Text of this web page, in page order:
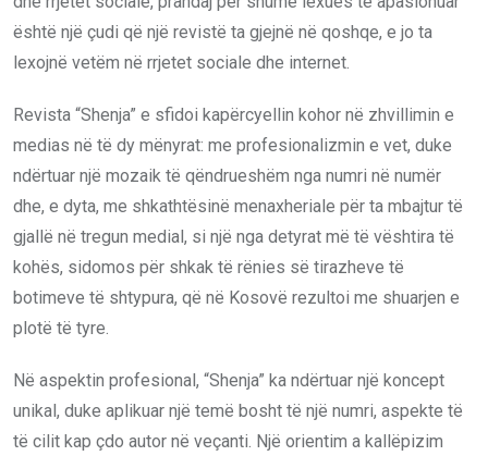
është një çudi që një revistë ta gjejnë në qoshqe, e jo ta
lexojnë vetëm në rrjetet sociale dhe internet.
Revista “Shenja” e sfidoi kapërcyellin kohor në zhvillimin e
medias në të dy mënyrat: me profesionalizmin e vet, duke
ndërtuar një mozaik të qëndrueshëm nga numri në numër
dhe, e dyta, me shkathtësinë menaxheriale për ta mbajtur të
gjallë në tregun medial, si një nga detyrat më të vështira të
kohës, sidomos për shkak të rënies së tirazheve të
botimeve të shtypura, që në Kosovë rezultoi me shuarjen e
plotë të tyre.
Në aspektin profesional, “Shenja” ka ndërtuar një koncept
unikal, duke aplikuar një temë bosht të një numri, aspekte të
të cilit kap çdo autor në veçanti. Një orientim a kallëpizim